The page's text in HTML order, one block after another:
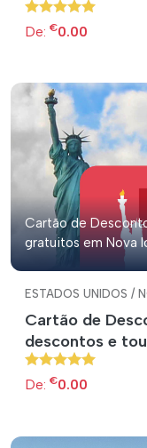
De: €0.00
Cartão de
gratuitos em Nova
ESTADOS UNIDOS /
Cartão de
descontos e
De: €0.00